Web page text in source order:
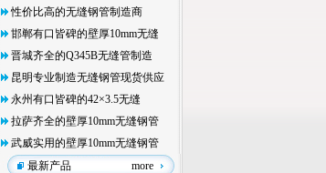
性价比高的无缝钢管制造商
邯郸有口皆碑的壁厚10mm无缝
晋城齐全的Q345B无缝管制造
昆明专业制造无缝钢管现货供应
永州有口皆碑的42×3.5无缝
拉萨齐全的壁厚10mm无缝钢管
武威实用的壁厚10mm无缝钢管
最新产品 more